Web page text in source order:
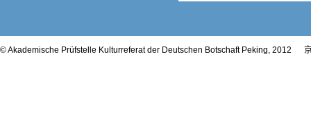
© Akademische Prüfstelle Kulturreferat der Deutschen Botschaft Peking, 2012